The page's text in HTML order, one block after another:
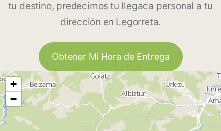
tu destino, predecimos tu llegada personal a tu
dirección en Legorreta.
Obtener Mi Hora de Entrega
+
−